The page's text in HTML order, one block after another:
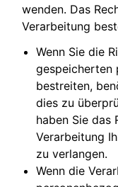
wenden. Das
Verarbeitung
Wenn Sie die
gespeicherten
bestreiten,
dies zu
haben Sie das
Verarbeitung
zu verlangen.
Wenn die